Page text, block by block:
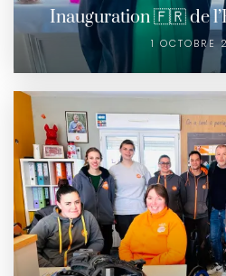
Inauguration 🇫🇷 de
1 OCTOBRE